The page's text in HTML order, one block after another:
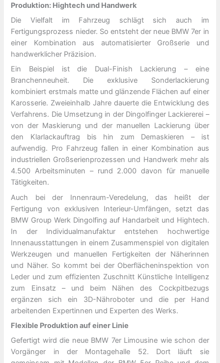
Produktion: Hightech und Handwerk
Die Vielfalt im Fahrzeug schlägt sich auch im
Fertigungsprozess nieder. So entsteht der neue BMW 7er in
einer Kombination aus automatisierter Großserie und
handwerklicher Präzision.
Ein Beispiel ist die Dual-Finish Lackierung – eine
Branchenneuheit. Die exklusive Sonderlackierung
kombiniert erstmals matte und glänzende Flächen auf einer
Karosserie. Zweieinhalb Jahre dauerte die Entwicklung des
Verfahrens. Die Umsetzung in der Dingolfinger Lackiererei –
von der Maskierung und der manuellen Lackierung über
den Klarlackauftrag bis hin zum Demaskieren – ist
aufwendig. Pro Fahrzeug fallen in einer Kombination aus
industriellen Großserienprozessen und Handwerk mehr als
4.500 Arbeitsminuten – rund 2.000 davon für manuelle
Tätigkeiten.
Auch bei der Innenraum-Veredelung, das heißt der
Fertigung von exklusiven Interieur-Umfängen, setzt das
BMW Group Werk Dingolfing auf Handarbeit und Hightech.
In der Individualmanufaktur entstehen hochwertige
Innenausstattungen in einem Zusammenspiel von digitalen
Werkzeugen und manuellen Fertigkeiten der Näherinnen
und Näher. So kommt bei der Oberflächeninspektion von
Leder und zum effizienten Zuschnitt Künstliche Intelligenz
zum Einsatz – und beim Nähen des Cockpitbezugs
ergänzen sich ein 3D-Nähroboter und die per Hand
arbeitenden Expertinnen und Experten des Werks.
Flexible Produktion auf einer Linie
Gefertigt wird die neue BMW 7er Limousine wie schon der
Vorgänger in der Montagehalle 52. Dort läuft sie